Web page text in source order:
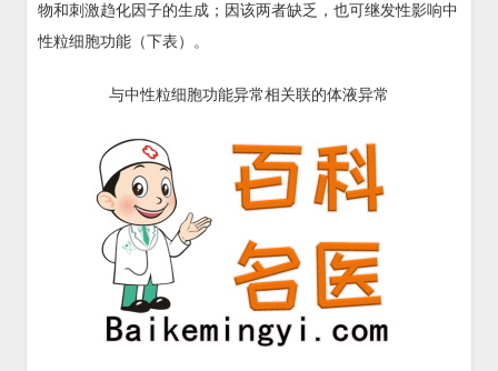
物和刺激趋化因子的生成；因该两者缺乏，也可继发性影响中
性粒细胞功能（下表）。
与中性粒细胞功能异常相关联的体液异常